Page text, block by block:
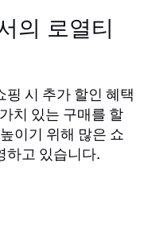
의 로열티
시 추가 할인 혜택
치 있는 구매를 할
이기 위해 많은 쇼
하고 있습니다.